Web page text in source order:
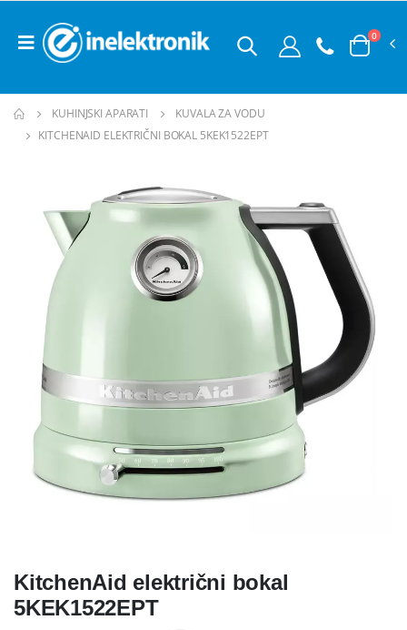
0
KUHINJSKI APARATI
KUVALA ZA VODU
KITCHENAID ELEKTRIČNI BOKAL 5KEK1522EPT
KitchenAid električni bokal
5KEK1522EPT